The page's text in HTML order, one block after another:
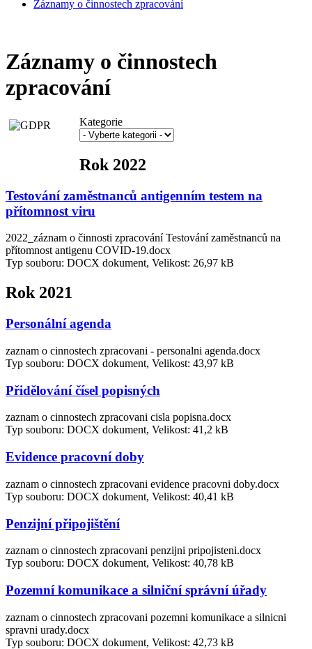
Záznamy o činnostech zpracování
Záznamy o činnostech
zpracování
Kategorie
Rok 2022
Testování zaměstnanců antigenním testem na
přítomnost viru
2022_záznam o činnosti zpracování Testování zaměstnanců na
přítomnost antigenu COVID-19.docx
Typ souboru: DOCX dokument, Velikost: 26,97 kB
Rok 2021
Personální agenda
zaznam o cinnostech zpracovani - personalni agenda.docx
Typ souboru: DOCX dokument, Velikost: 43,97 kB
Přidělování čísel popisných
zaznam o cinnostech zpracovani cisla popisna.docx
Typ souboru: DOCX dokument, Velikost: 41,2 kB
Evidence pracovní doby
zaznam o cinnostech zpracovani evidence pracovni doby.docx
Typ souboru: DOCX dokument, Velikost: 40,41 kB
Penzijní připojištění
zaznam o cinnostech zpracovani penzijni pripojisteni.docx
Typ souboru: DOCX dokument, Velikost: 40,78 kB
Pozemní komunikace a silniční správní úřady
zaznam o cinnostech zpracovani pozemni komunikace a silnicni
spravni urady.docx
Typ souboru: DOCX dokument, Velikost: 42,73 kB